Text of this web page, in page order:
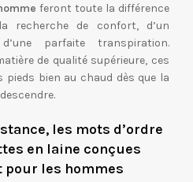
feront toute la différence
recherche de confort, d’un
parfaite transpiration.
de qualité supérieure, ces
bien au chaud dès que la
les mots d’ordre
en laine conçues
les hommes